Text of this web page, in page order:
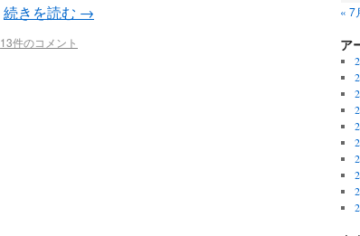
続きを読む →
13件のコメント
« 7
ア